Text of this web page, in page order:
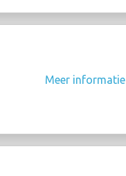
Meer informatie